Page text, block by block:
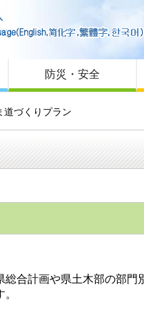
防災・安全
道づくりプラン
合計画や県土木部の部